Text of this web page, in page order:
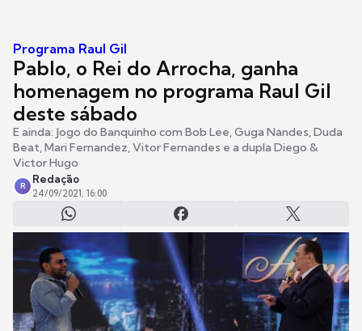
Programa Raul Gil
Pablo, o Rei do Arrocha, ganha
homenagem no programa Raul Gil
deste sábado
E ainda: Jogo do Banquinho com Bob Lee, Guga Nandes, Duda
Beat, Mari Fernandez, Vitor Fernandes e a dupla Diego &
Victor Hugo
R
Redação
24/09/2021, 16:00